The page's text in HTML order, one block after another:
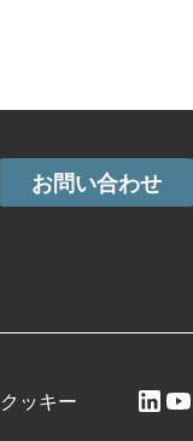
お問い合わせ
クッキー